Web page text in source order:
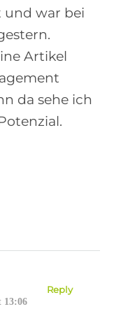
und war bei
Artikel
da sehe ich
13:06
Reply